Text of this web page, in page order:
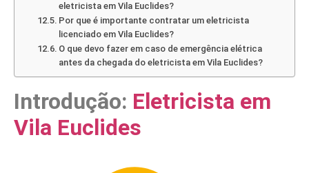
eletricista em Vila Euclides?
Por que é importante contratar um eletricista
licenciado em Vila Euclides?
O que devo fazer em caso de emergência elétrica
antes da chegada do eletricista em Vila Euclides?
Introdução: Eletricista em
Vila Euclides